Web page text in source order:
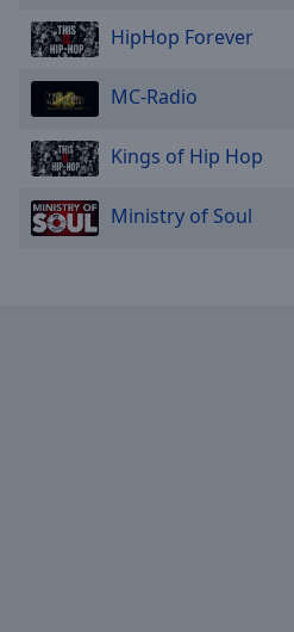
HipHop Forever
MC-Radio
Kings of Hip Hop
Ministry of Soul